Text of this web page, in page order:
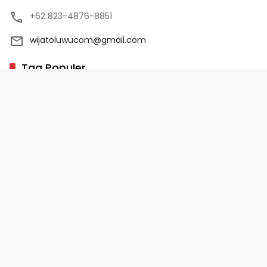
+62 823-4876-8851
wijatoluwucom@gmail.com
Tag Populer